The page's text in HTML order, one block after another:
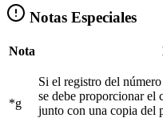
Notas Especiales
Nota
*g
Si el registro del
se debe proporcionar el
junto con una copia del